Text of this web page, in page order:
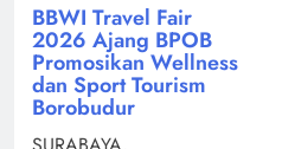
BBWI Travel Fair
2026 Ajang BPOB
Promosikan Wellness
dan Sport Tourism
Borobudur